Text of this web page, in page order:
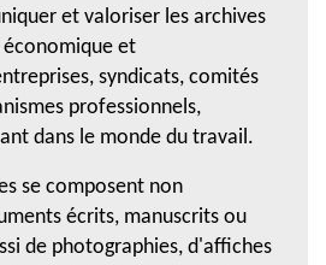
et valoriser les archives
et
syndicats, comités
professionnels,
dans le monde du travail.
se composent non
écrits, manuscrits ou
de photographies, d'affiches